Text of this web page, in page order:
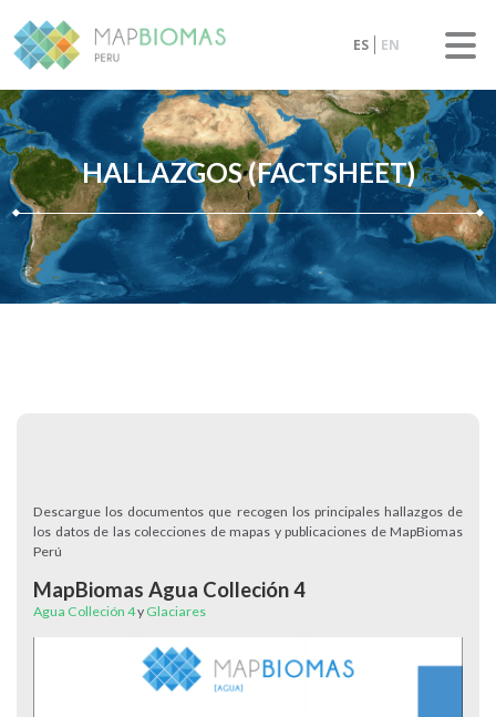
ES EN
HALLAZGOS (FACTSHEET)
Descargue los documentos que recogen los principales hallazgos de
los datos de las colecciones de mapas y publicaciones de MapBiomas
Perú
MapBiomas Agua Colleción 4
Agua Colleción 4y Glaciares